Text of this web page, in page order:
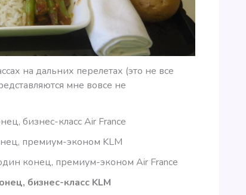
на дальних перелетах (это не все
мне вовсе не
бизнес-класс Air France
премиум-эконом KLM
конец, премиум-эконом Air France
бизнес-класс KLM